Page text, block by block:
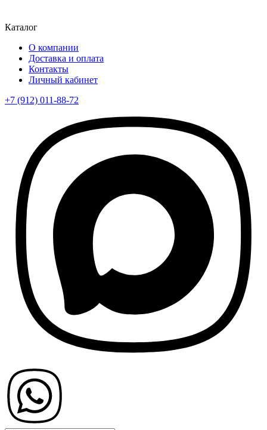
Каталог
О компании
Доставка и оплата
Контакты
Личный кабинет
+7 (912) 011-88-72